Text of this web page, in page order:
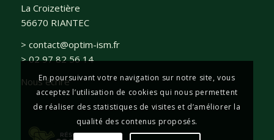
La Croizetière
56670 RIANTEC
> contact@optim-ism.fr
> 02 97 82 56 14
Nous écrire
En poursuivant votre navigation sur notre site, vous
acceptez l’utilisation de cookies qui nous permettent
de réaliser des statistiques de visites et d’améliorer la
qualité des contenus proposés.